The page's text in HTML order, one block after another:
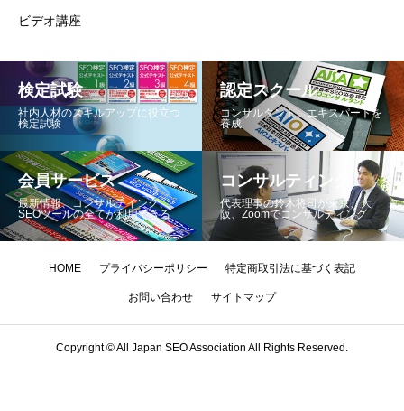
ビデオ講座
検定試験
社内人材のスキルアップに役立つ
検定試験
認定スクール
コンサルタント、エキスパートを
養成
会員サービス
最新情報、コンサルテイング、
SEOツールの全てが利用できる
コンサルティング
代表理事の鈴木将司が東京、大
阪、Zoomでコンサルティング
HOME プライバシーポリシー 特定商取引法に基づく表記
お問い合わせ サイトマップ
Copyright © All Japan SEO Association All Rights Reserved.